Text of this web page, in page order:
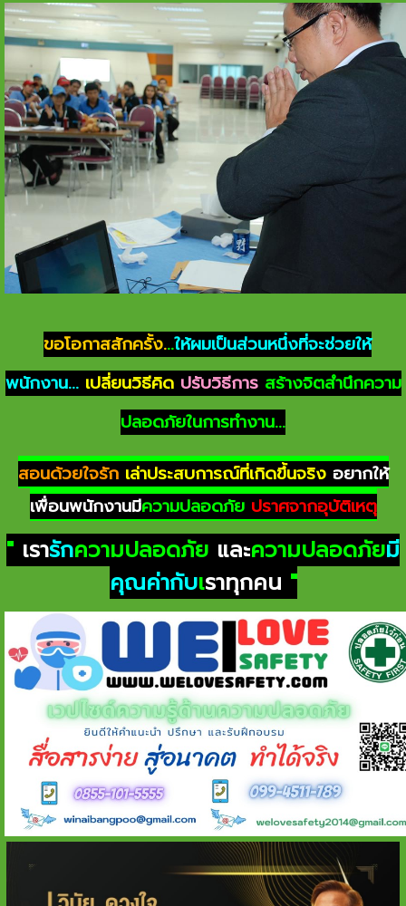
ขอโอกาสสักครั้ง...ให้ผมเป็นส่วนหนึ่งที่จะช่วยให้
พนักงาน... เปลี่ยนวิธีคิด ปรับวิธีการสร้างจิตสำนึกความ
ปลอดภัยในการทำงาน...
สอนด้วยใจรัก เล่าประสบการณ์ที่เกิดขึ้นจริง อยากให้
เพื่อนพนักงานมีความปลอดภัย ปราศจากอุบัติเหตุ
" เรารักความปลอดภัย และความปลอดภัยมี
คุณค่ากับเราทุกคน "